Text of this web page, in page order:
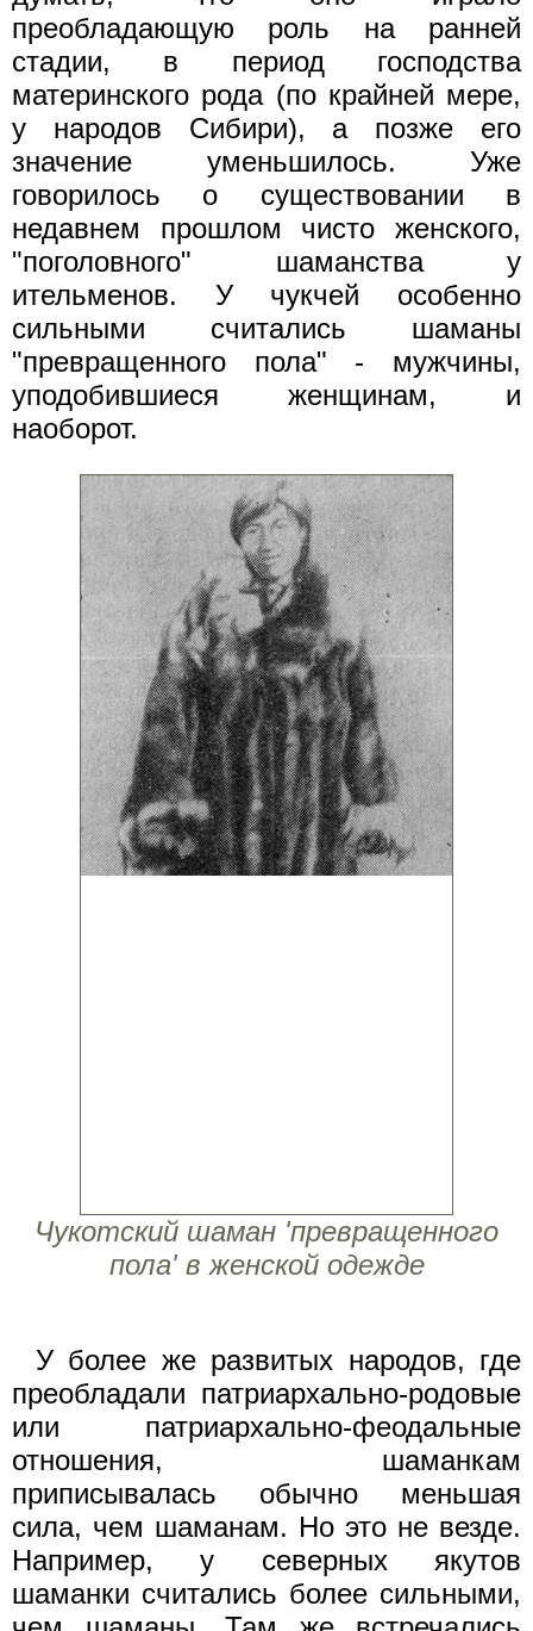
преобладающую роль на ранней
стадии, в период господства
материнского рода (по крайней мере,
у народов Сибири), а позже его
значение уменьшилось. Уже
говорилось о существовании в
недавнем прошлом чисто женского,
"поголовного" шаманства у
ительменов. У чукчей особенно
сильными считались шаманы
"превращенного пола" - мужчины,
уподобившиеся женщинам, и
наоборот.
Чукотский шаман 'превращенного
пола' в женской одежде
У более же развитых народов, где
преобладали патриархально-родовые
или патриархально-феодальные
отношения, шаманкам
приписывалась обычно меньшая
сила, чем шаманам. Но это не везде.
Например, у северных якутов
шаманки считались более сильными,